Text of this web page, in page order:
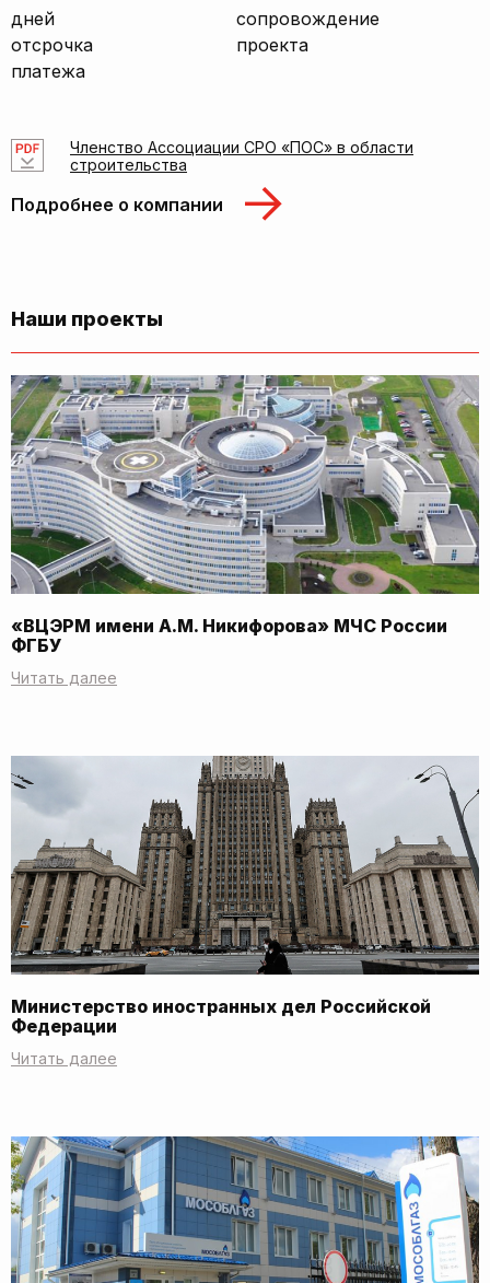
дней
отсрочка
платежа
сопровождение
проекта
Членство Ассоциации СРО «ПОС» в области
строительства
Подробнее о компании
Наши проекты
«ВЦЭРМ имени А.М. Никифорова» МЧС России
ФГБУ
Читать далее
Министерство иностранных дел Российской
Федерации
Читать далее